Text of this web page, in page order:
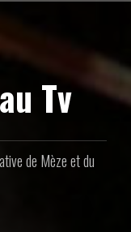
Tv
de Mèze et du